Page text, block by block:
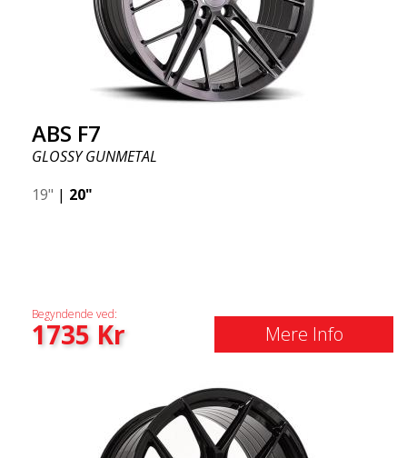
ABS F7
GLOSSY GUNMETAL
19" | 20"
Begyndende ved:
1735Kr Mere Info